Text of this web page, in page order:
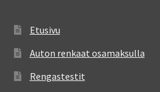
Etusivu
Auton renkaat osamaksulla
Rengastestit